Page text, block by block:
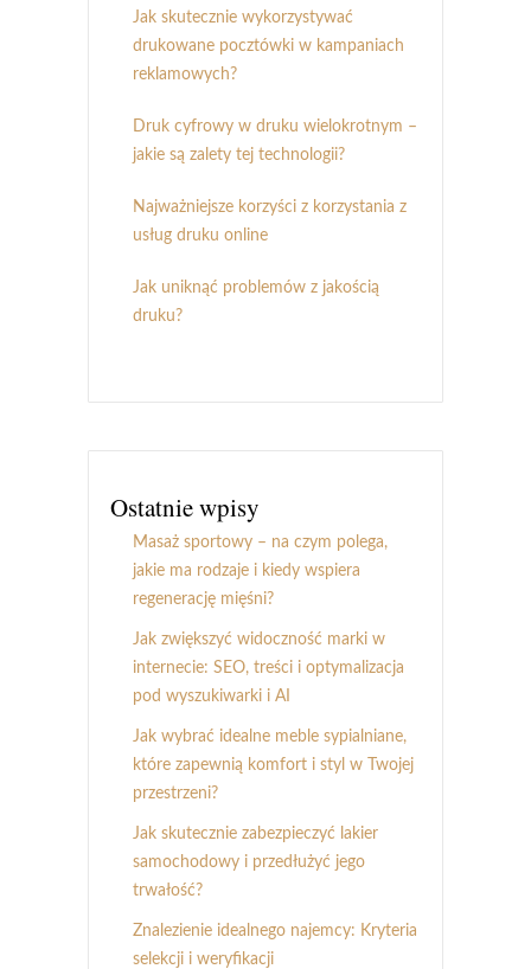
Jak skutecznie wykorzystywać
drukowane pocztówki w kampaniach
reklamowych?
Druk cyfrowy w druku wielokrotnym –
jakie są zalety tej technologii?
Najważniejsze korzyści z korzystania z
usług druku online
Jak uniknąć problemów z jakością
druku?
Ostatnie wpisy
Masaż sportowy – na czym polega,
jakie ma rodzaje i kiedy wspiera
regenerację mięśni?
Jak zwiększyć widoczność marki w
internecie: SEO, treści i optymalizacja
pod wyszukiwarki i AI
Jak wybrać idealne meble sypialniane,
które zapewnią komfort i styl w Twojej
przestrzeni?
Jak skutecznie zabezpieczyć lakier
samochodowy i przedłużyć jego
trwałość?
Znalezienie idealnego najemcy: Kryteria
selekcji i weryfikacji